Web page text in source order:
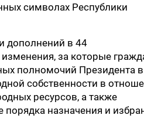
символах Республики
дополнений в 44
за которые
полномочий Президента в
собственности в
ресурсов, а также
назначения и